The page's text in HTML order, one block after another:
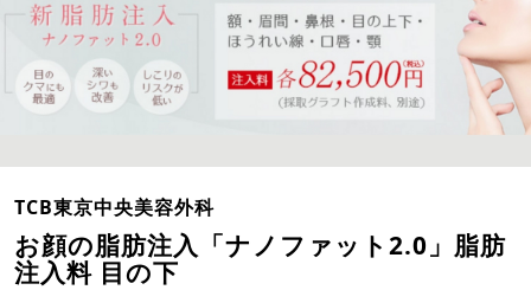
TCB東京中央美容外科
お顔の脂肪注入「ナノファット2.0」脂肪
注入料 目の下